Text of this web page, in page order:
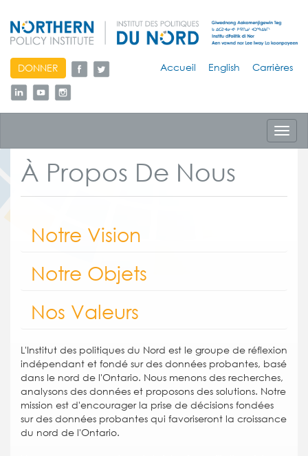
skip
to
content
DONNER Accueil English Carrières
À Propos De Nous
Section:
Notre Vision
Section:
Notre Objets
Section:
Nos Valeurs
L'Institut des politiques du Nord est le groupe de réflexion
indépendant et fondé sur des données probantes, basé
dans le nord de l'Ontario. Nous menons des recherches,
analysons des données et proposons des solutions. Notre
mission est d'encourager la prise de décisions fondées
sur des données probantes qui favoriseront la croissance
du nord de l'Ontario.